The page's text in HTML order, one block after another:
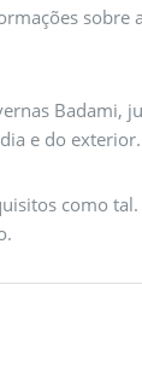
sobre
Badami,
e do exterior.
como